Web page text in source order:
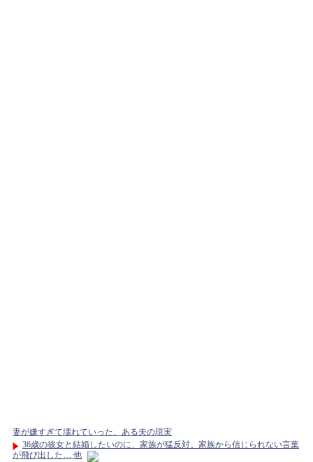
妻が嫌すぎて壊れていった、ある夫の現実
36歳の彼女と結婚したいのに、家族が猛反対。家族から信じられない言葉
が飛び出した… 他